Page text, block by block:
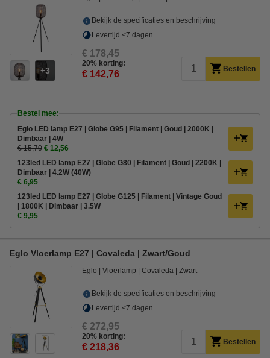
3
Bekijk de specificaties en beschrijving
Levertijd <7 dagen
€ 178,45
20% korting:
€ 142,76 Bestellen
Bestel mee:
Eglo LED lamp E27 | Globe G95 | Filament | Goud | 2000K |
Dimbaar | 4W
€ 15,70 € 12,56
123led LED lamp E27 | Globe G80 | Filament | Goud | 2200K |
Dimbaar | 4.2W (40W)
€ 6,95
123led LED lamp E27 | Globe G125 | Filament | Vintage Goud
| 1800K | Dimbaar | 3.5W
€ 9,95
Eglo Vloerlamp E27 | Covaleda | Zwart/Goud
Eglo Vloerlamp Covaleda Zwart
Bekijk de specificaties en beschrijving
Levertijd <7 dagen
€ 272,95
20% korting:
€ 218,36 Bestellen